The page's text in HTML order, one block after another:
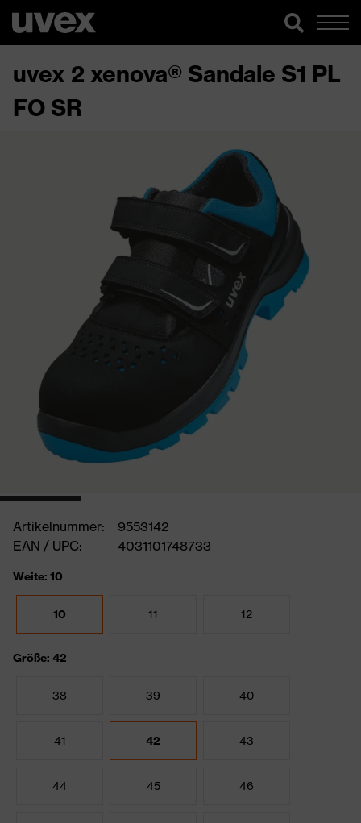
uvex 2 xenova® Sandale S1 PL
FO SR
Artikelnummer:
9553142
EAN / UPC:
4031101748733
Weite: 10
10 11 12
Größe: 42
38 39 40
41 42 43
44 45 46